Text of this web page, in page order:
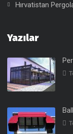
Hırvatistan
Yazılar